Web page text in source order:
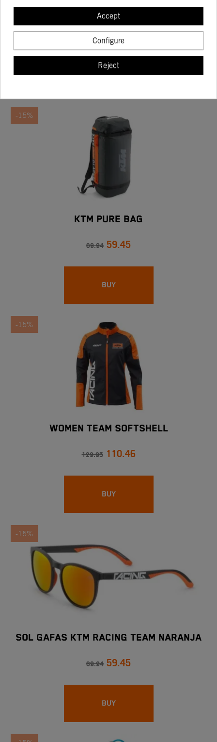
SUDADER KTM WITH RB CARBON CHAPTER
69.94 55.95
BUY
-15%
KTM PURE BAG
69.94 59.45
BUY
-15%
WOMEN TEAM SOFTSHELL
129.95 110.46
BUY
-15%
SOL GAFAS KTM RACING TEAM NARANJA
69.94 59.45
BUY
Accept
Configure
Reject